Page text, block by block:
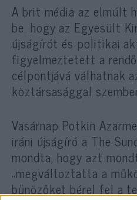
A brit média az elmúlt
be, hogy az Egyesült
újságírót és politikai
figyelmeztetett a
célpontjává válhatnak
köztársasággal
Vasárnap Potkin
iráni újságíró a The
mondta, hogy azt
„megváltoztatta a
bűnözőket bérel fel a